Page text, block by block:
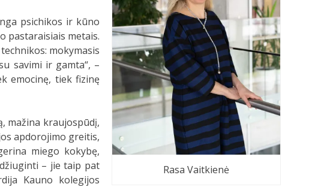
Rasa Vaitkienė
psichikos ir kūno
pastaraisiais metais.
mokymasis
savimi ir gamta“, –
emocinę, tiek fizinę
mažina kraujospūdį,
apdorojimo greitis,
miego kokybę,
– jie taip pat
Kauno kolegijos